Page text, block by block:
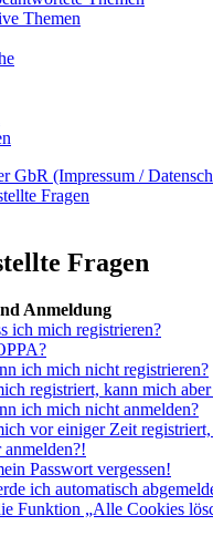
Themen
GbR (Impressum /
Fragen
Fragen
Anmeldung
ich mich registrieren?
ich mich nicht registrieren?
registriert, kann mich
ich mich nicht anmelden?
vor einiger Zeit
Passwort vergessen!
ich automatisch
Funktion „Alle Cookies